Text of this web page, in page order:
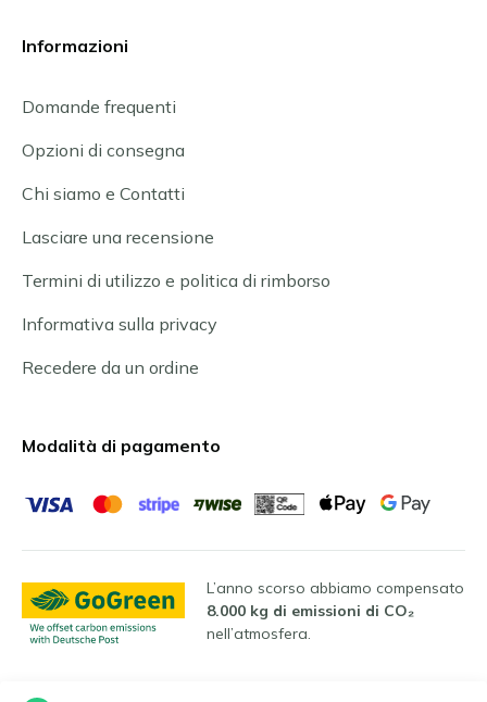
Informazioni
Domande frequenti
Opzioni di consegna
Chi siamo e Contatti
Lasciare una recensione
Termini di utilizzo e politica di rimborso
Informativa sulla privacy
Recedere da un ordine
Modalità di pagamento
L’anno scorso abbiamo compensato
8.000 kg di emissioni di CO₂
nell’atmosfera.